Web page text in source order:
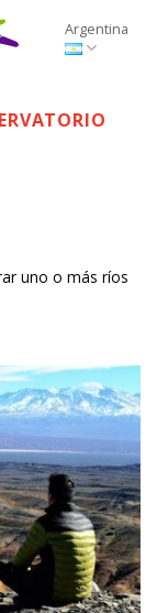
Argentina
uno o más ríos